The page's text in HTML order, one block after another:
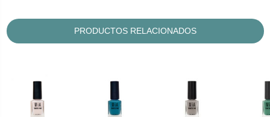
PRODUCTOS RELACIONADOS